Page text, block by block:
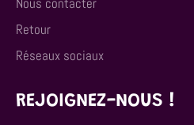
Nous contacter
Retour
Réseaux sociaux
REJOIGNEZ-NOUS !